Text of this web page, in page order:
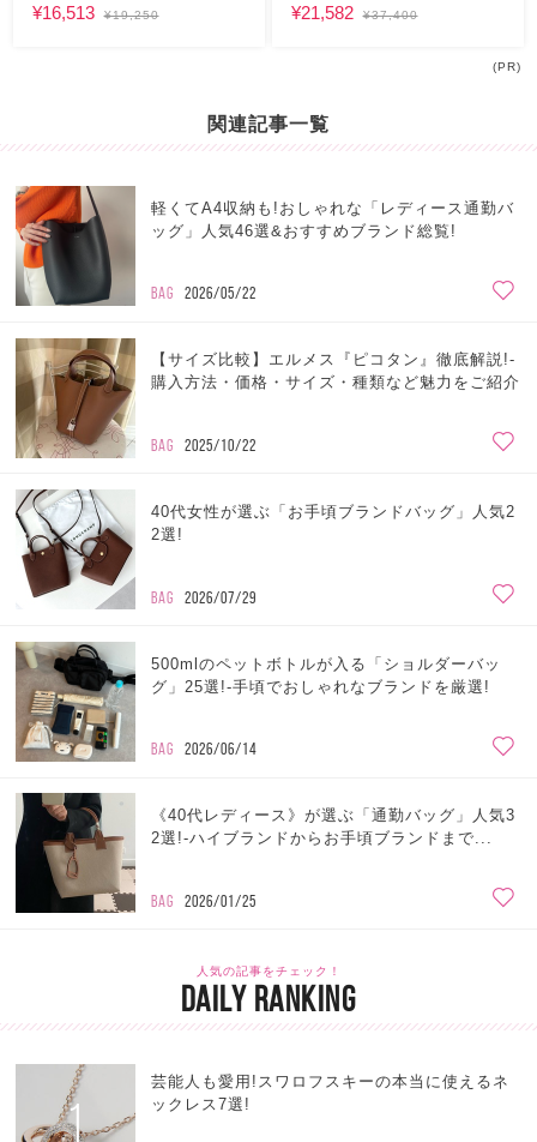
¥16,513 ¥19,250 ¥21,582 ¥37,400
(PR)
関連記事一覧
軽くてA4収納も!おしゃれな「レディース通勤バ
ッグ」人気46選&おすすめブランド総覧!
BAG 2026/05/22
【サイズ比較】エルメス『ピコタン』徹底解説!-
購入方法・価格・サイズ・種類など魅力をご紹介
BAG 2025/10/22
40代女性が選ぶ「お手頃ブランドバッグ」人気2
2選!
BAG 2026/07/29
500mlのペットボトルが入る「ショルダーバッ
グ」25選!-手頃でおしゃれなブランドを厳選!
BAG 2026/06/14
《40代レディース》が選ぶ「通勤バッグ」人気3
2選!-ハイブランドからお手頃ブランドまで...
BAG 2026/01/25
人気の記事をチェック！
DAILY RANKING
1
芸能人も愛用!スワロフスキーの本当に使えるネ
ックレス7選!